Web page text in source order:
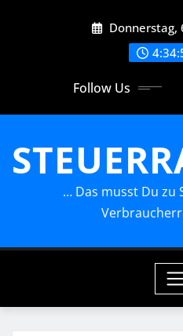
Donnerstag,
Follow Us
… Das musst Du zu